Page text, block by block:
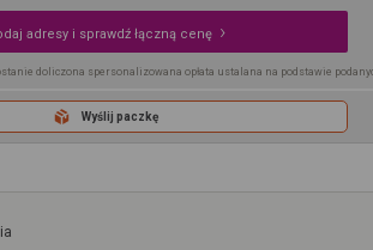
adresy i sprawdź łączną cenę
doliczona spersonalizowana opłata ustalana na podstawie
Wyślij paczkę